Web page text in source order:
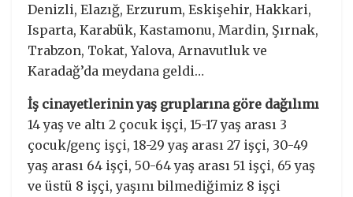
Denizli, Elazığ, Erzurum, Eskişehir, Hakkari,
Isparta, Karabük, Kastamonu, Mardin, Şırnak,
Trabzon, Tokat, Yalova, Arnavutluk ve
Karadağ’da meydana geldi…
İş cinayetlerinin yaş gruplarına göre dağılımı
14 yaş ve altı 2 çocuk işçi, 15-17 yaş arası 3
çocuk/genç işçi, 18-29 yaş arası 27 işçi, 30-49
yaş arası 64 işçi, 50-64 yaş arası 51 işçi, 65 yaş
ve üstü 8 işçi, yaşını bilmediğimiz 8 işçi